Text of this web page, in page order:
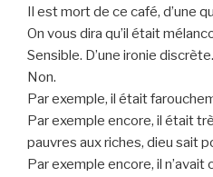
Il est mort de ce café, d’une
On vous dira qu’il était
Sensible. D’une ironie
Non.
Par exemple, il était
Par exemple encore, il était
pauvres aux riches, dieu sait
Par exemple encore, il n’avait